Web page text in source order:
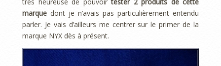
marque dont je n’avais pas particulièrement entendu
parler. Je vais d’ailleurs me centrer sur le primer de la
marque NYX dès à présent.